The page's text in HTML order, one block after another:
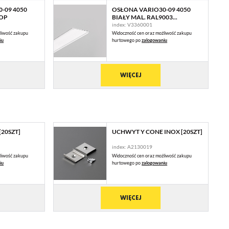
09 4050
zakupu
OSŁONA VARIO30-09 4050
BIAŁY MAL. RAL9003...
index: V3360001
Widoczność cen oraz możliwość zakupu
hurtowego pozalogowaniu
WIĘCEJ
zakupu
UCHWYT Y CONE INOX [20SZT]
index: A2130019
Widoczność cen oraz możliwość zakupu
hurtowego pozalogowaniu
WIĘCEJ